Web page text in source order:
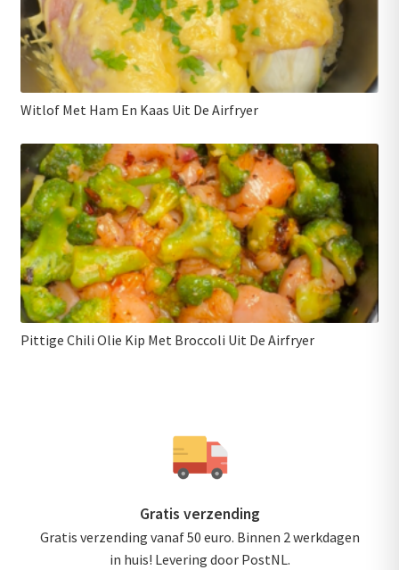
Witlof Met Ham En Kaas Uit De Airfryer
Pittige Chili Olie Kip Met Broccoli Uit De Airfryer
Gratis verzending
Gratis verzending vanaf 50 euro. Binnen 2 werkdagen
in huis! Levering door PostNL.